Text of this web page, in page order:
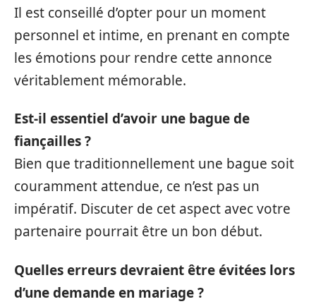
Il est conseillé d’opter pour un moment
personnel et intime, en prenant en compte
les émotions pour rendre cette annonce
véritablement mémorable.
Est-il essentiel d’avoir une bague de
fiançailles ?
Bien que traditionnellement une bague soit
couramment attendue, ce n’est pas un
impératif. Discuter de cet aspect avec votre
partenaire pourrait être un bon début.
Quelles erreurs devraient être évitées lors
d’une demande en mariage ?